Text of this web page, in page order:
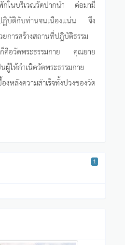
กในบริเวณวัดปากน้ำ ต่อมามี
ปฏิบัติกับท่านจนเนืองแน่น จึง
การสร้างสถานที่ปฏิบัติธรรม
อวัดพระธรรมกาย คุณยาย
ผู้ให้กำเนิดวัดพระธรรมกาย
ลังความสำเร็จทั้งปวงของวัด
1